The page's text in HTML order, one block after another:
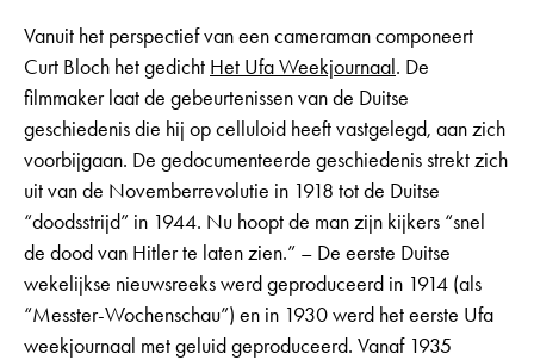
Vanuit het perspectief van een cameraman componeert
Curt Bloch het gedicht Het Ufa Weekjournaal. De
filmmaker laat de gebeurtenissen van de Duitse
geschiedenis die hij op celluloid heeft vastgelegd, aan zich
voorbijgaan. De gedocumenteerde geschiedenis strekt zich
uit van de Novemberrevolutie in 1918 tot de Duitse
“doodsstrijd” in 1944. Nu hoopt de man zijn kijkers “snel
de dood van Hitler te laten zien.” – De eerste Duitse
wekelijkse nieuwsreeks werd geproduceerd in 1914 (als
“Messter-Wochenschau”) en in 1930 werd het eerste Ufa
weekjournaal met geluid geproduceerd. Vanaf 1935